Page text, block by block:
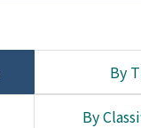
By
By